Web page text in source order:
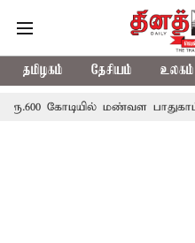
தமிழகம் தேசியம் உலகம்
மண்வள பாதுகாப்பு இயக்கம்